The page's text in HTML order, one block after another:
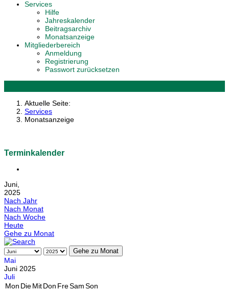
Services
Hilfe
Jahreskalender
Beitragsarchiv
Monatsanzeige
Mitgliederbereich
Anmeldung
Registrierung
Passwort zurücksetzen
Aktuelle Seite:
Services
Monatsanzeige
Terminkalender
Juni,
2025
Nach Jahr
Nach Monat
Nach Woche
Heute
Gehe zu Monat
Gehe zu Monat
Mai
Juni 2025
Juli
Mon DieMitDon FreSamSon